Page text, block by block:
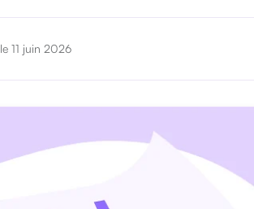
le 11 juin 2026